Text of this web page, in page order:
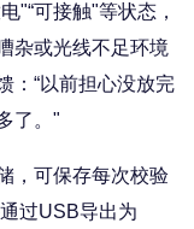
"“可接触"等状态，
杂或光线不足环境
：“以前担心没放完
了。"
，可保存每次校验
过USB导出为